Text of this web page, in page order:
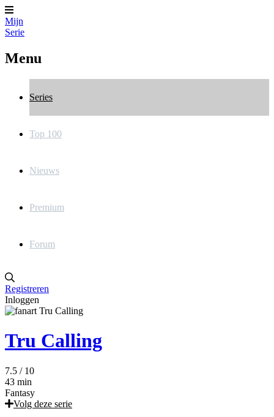
Mijn
Serie
Menu
Series
Top 100
Nieuws
Premium
Forum
Registreren
Inloggen
Tru Calling
7.5 / 10
43 min
Fantasy
Volg deze serie